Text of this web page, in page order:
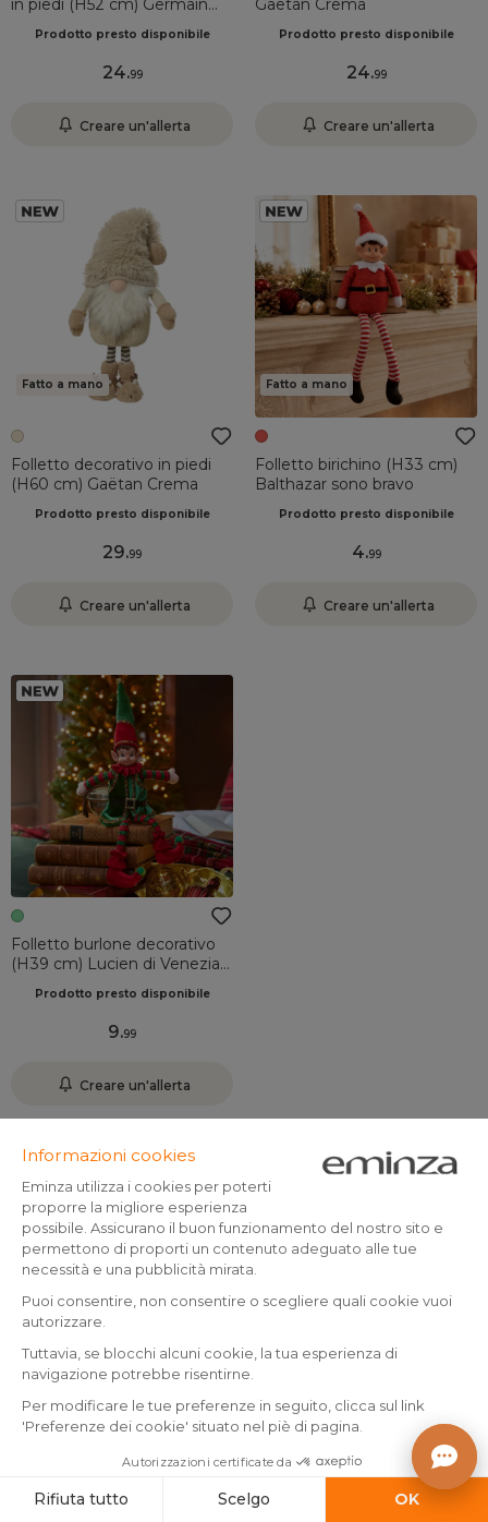
in piedi (H52 cm) Germain
Prodotto presto disponibile
24.99
Creare un'allerta
Gaëtan Crema
Prodotto presto disponibile
24.99
Creare un'allerta
Fatto a mano
Folletto decorativo in piedi
(H60 cm) Gaëtan Crema
Prodotto presto disponibile
29.99
Creare un'allerta
Fatto a mano
Folletto birichino (H33 cm)
Balthazar sono bravo
Prodotto presto disponibile
4.99
Creare un'allerta
Folletto burlone decorativo
(H39 cm) Lucien di Venezia
Prodotto presto disponibile
9.99
Creare un'allerta
Recensioni clientiElfo di
Natale
Eccellente
Scrivici Pagamento sicuro